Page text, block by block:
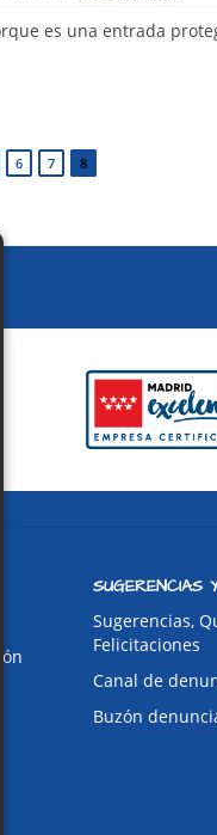
es una entrada
6 7 8
SUGERENCIAS
Sugerencias,
Felicitaciones
Canal de
Buzón